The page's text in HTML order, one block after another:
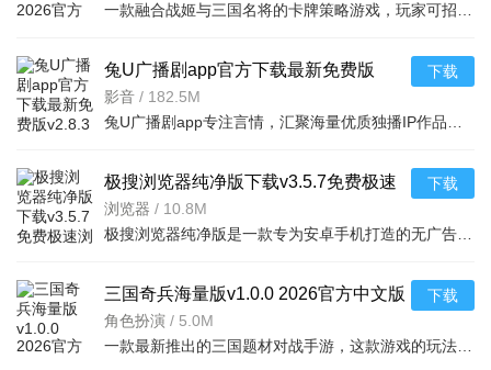
一款融合战姬与三国名将的卡牌策略游戏，玩家可招募经典武将组成阵容，体验热血国战与丰富副
兔U广播剧app官方下载最新免费版
v2.8.3安卓最新版
影音 / 182.5M
兔U广播剧app专注言情，汇聚海量优质独播IP作品，覆盖校园、古风、民国、都市等类型。界面简洁舒适，资源丰
下载
极搜浏览器纯净版下载v3.5.7免费极速
浏览器
浏览器 / 10.8M
极搜浏览器纯净版是一款专为安卓手机打造的无广告浏览器，界面简洁，浏览流畅，保护隐私，提供纯净上网体验
下载
三国奇兵海量版v1.0.0 2026官方中文版
角色扮演 / 5.0M
一款最新推出的三国题材对战手游，这款游戏的玩法是非常的简单的，精致可爱的游戏画风，超
下载